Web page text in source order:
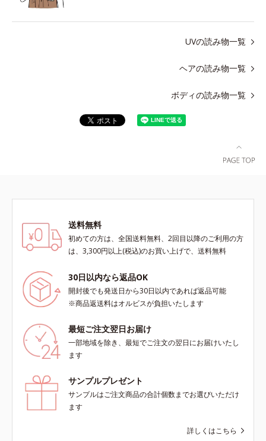
UVの読み物一覧
ヘアの読み物一覧
ボディの読み物一覧
送料無料
初めての方は、全国送料無料、2回目以降のご利用の方
は、3,300円以上(税込)のお買い上げで、送料無料
30日以内なら返品OK
開封後でも発送日から30日以内であれば返品可能
※商品返送料はオルビスが負担いたします
最短ご注文翌日お届け
一部地域を除き、最短でご注文の翌日にお届けいたし
ます
サンプルプレゼント
サンプルはご注文商品の合計個数までお選びいただけ
ます
詳しくはこちら